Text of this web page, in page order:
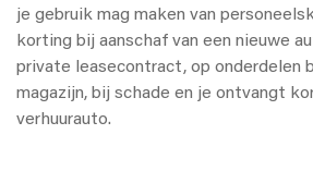
je gebruik mag maken van
korting bij aanschaf van een nieuwe
private leasecontract, op onderdelen
magazijn, bij schade en je ontvangt
verhuurauto.